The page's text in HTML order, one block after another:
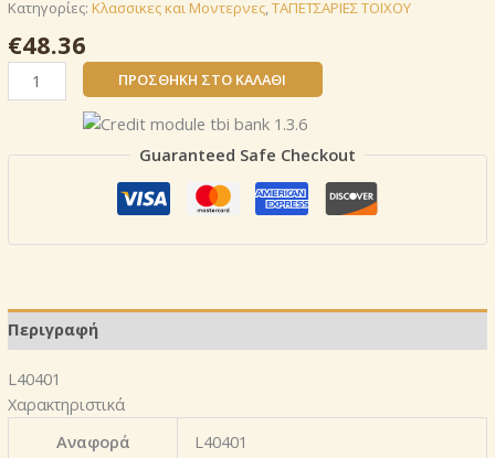
Κατηγορίες: Κλασσικες και Μοντερνες ΤΑΠΕΤΣΑΡΙΕΣ ΤΟΙΧΟΥ
€48.36
L40401
ποσότητα
ΠΡΟΣΘΉΚΗ ΣΤΟ ΚΑΛΆΘΙ
Guaranteed Safe Checkout
Περιγραφή
L40401
Χαρακτηριστικά
Αναφορά
L40401